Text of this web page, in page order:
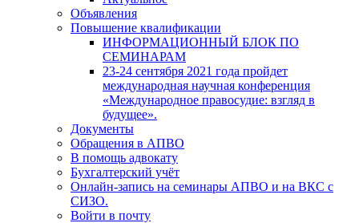
Объявления
Повышение квалификации
ИНФОРМАЦИОННЫЙ БЛОК ПО
СЕМИНАРАМ
23-24 сентября 2021 года пройдет
международная научная конференция
«Международное правосудие: взгляд в
будущее».
Документы
Обращения в АПВО
В помощь адвокату
Бухгалтерский учёт
Онлайн-запись на семинары АПВО и на ВКС с
СИЗО.
Войти в почту